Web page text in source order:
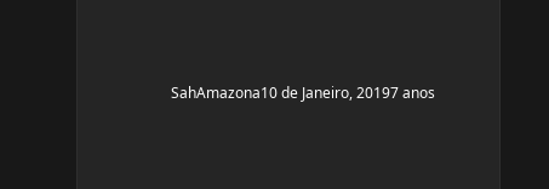
SahAmazona10 de Janeiro, 20197 anos